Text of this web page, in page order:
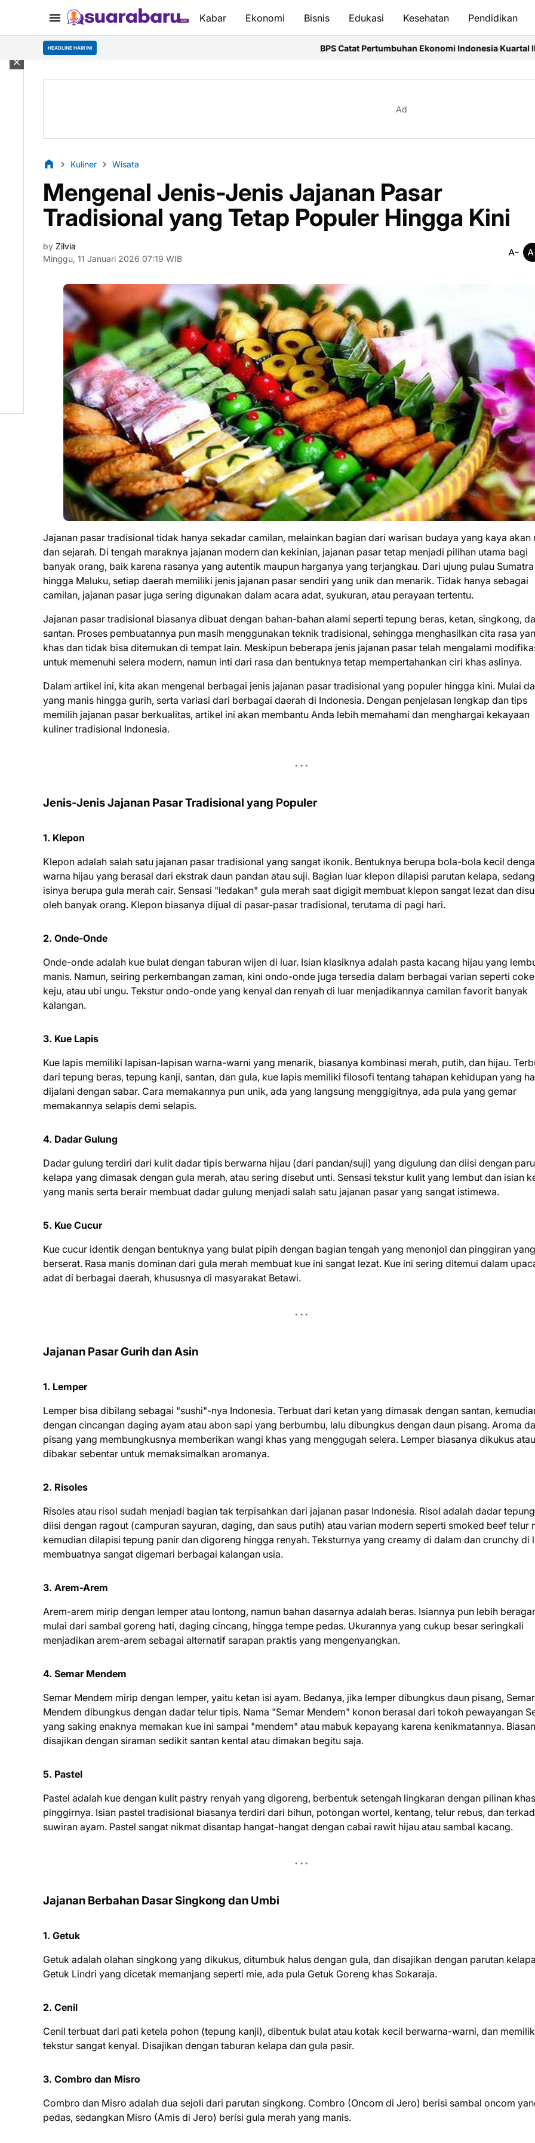
Kabar Ekonomi Bisnis Edukasi Kesehatan Pendidikan
HEADLINE HARI INI BPS Catat Pertumbuhan Ekonomi Indonesia Kuartal II-2026 Tembus
Ad
Kuliner Wisata
Mengenal Jenis-Jenis Jajanan Pasar
Tradisional yang Tetap Populer Hingga Kini
by Zilvia
Minggu, 11 Januari 2026 07:19 WIB
Jajanan pasar tradisional tidak hanya sekadar camilan, melainkan bagian dari warisan budaya yang kaya akan
dan sejarah. Di tengah maraknya jajanan modern dan kekinian, jajanan pasar tetap menjadi pilihan utama bagi
banyak orang, baik karena rasanya yang autentik maupun harganya yang terjangkau. Dari ujung pulau Sumatra
hingga Maluku, setiap daerah memiliki jenis jajanan pasar sendiri yang unik dan menarik. Tidak hanya sebagai
camilan, jajanan pasar juga sering digunakan dalam acara adat, syukuran, atau perayaan tertentu.
Jajanan pasar tradisional biasanya dibuat dengan bahan-bahan alami seperti tepung beras, ketan, singkong,
santan. Proses pembuatannya pun masih menggunakan teknik tradisional, sehingga menghasilkan cita rasa
khas dan tidak bisa ditemukan di tempat lain. Meskipun beberapa jenis jajanan pasar telah mengalami
untuk memenuhi selera modern, namun inti dari rasa dan bentuknya tetap mempertahankan ciri khas aslinya.
Dalam artikel ini, kita akan mengenal berbagai jenis jajanan pasar tradisional yang populer hingga kini. Mulai
yang manis hingga gurih, serta variasi dari berbagai daerah di Indonesia. Dengan penjelasan lengkap dan tips
memilih jajanan pasar berkualitas, artikel ini akan membantu Anda lebih memahami dan menghargai kekayaan
kuliner tradisional Indonesia.
Jenis-Jenis Jajanan Pasar Tradisional yang Populer
1. Klepon
Klepon adalah salah satu jajanan pasar tradisional yang sangat ikonik. Bentuknya berupa bola-bola kecil
warna hijau yang berasal dari ekstrak daun pandan atau suji. Bagian luar klepon dilapisi parutan kelapa,
isinya berupa gula merah cair. Sensasi "ledakan" gula merah saat digigit membuat klepon sangat lezat dan
oleh banyak orang. Klepon biasanya dijual di pasar-pasar tradisional, terutama di pagi hari.
2. Onde-Onde
Onde-onde adalah kue bulat dengan taburan wijen di luar. Isian klasiknya adalah pasta kacang hijau yang
manis. Namun, seiring perkembangan zaman, kini ondo-onde juga tersedia dalam berbagai varian seperti
keju, atau ubi ungu. Tekstur ondo-onde yang kenyal dan renyah di luar menjadikannya camilan favorit banyak
kalangan.
3. Kue Lapis
Kue lapis memiliki lapisan-lapisan warna-warni yang menarik, biasanya kombinasi merah, putih, dan hijau.
dari tepung beras, tepung kanji, santan, dan gula, kue lapis memiliki filosofi tentang tahapan kehidupan yang
dijalani dengan sabar. Cara memakannya pun unik, ada yang langsung menggigitnya, ada pula yang gemar
memakannya selapis demi selapis.
4. Dadar Gulung
Dadar gulung terdiri dari kulit dadar tipis berwarna hijau (dari pandan/suji) yang digulung dan diisi dengan
kelapa yang dimasak dengan gula merah, atau sering disebut unti. Sensasi tekstur kulit yang lembut dan isian
yang manis serta berair membuat dadar gulung menjadi salah satu jajanan pasar yang sangat istimewa.
5. Kue Cucur
Kue cucur identik dengan bentuknya yang bulat pipih dengan bagian tengah yang menonjol dan pinggiran yang
berserat. Rasa manis dominan dari gula merah membuat kue ini sangat lezat. Kue ini sering ditemui dalam
adat di berbagai daerah, khususnya di masyarakat Betawi.
Jajanan Pasar Gurih dan Asin
1. Lemper
Lemper bisa dibilang sebagai "sushi"-nya Indonesia. Terbuat dari ketan yang dimasak dengan santan,
dengan cincangan daging ayam atau abon sapi yang berbumbu, lalu dibungkus dengan daun pisang. Aroma
pisang yang membungkusnya memberikan wangi khas yang menggugah selera. Lemper biasanya dikukus atau
dibakar sebentar untuk memaksimalkan aromanya.
2. Risoles
Risoles atau risol sudah menjadi bagian tak terpisahkan dari jajanan pasar Indonesia. Risol adalah dadar
diisi dengan ragout (campuran sayuran, daging, dan saus putih) atau varian modern seperti smoked beef telur
kemudian dilapisi tepung panir dan digoreng hingga renyah. Teksturnya yang creamy di dalam dan crunchy di
membuatnya sangat digemari berbagai kalangan usia.
3. Arem-Arem
Arem-arem mirip dengan lemper atau lontong, namun bahan dasarnya adalah beras. Isiannya pun lebih
mulai dari sambal goreng hati, daging cincang, hingga tempe pedas. Ukurannya yang cukup besar seringkali
menjadikan arem-arem sebagai alternatif sarapan praktis yang mengenyangkan.
4. Semar Mendem
Semar Mendem mirip dengan lemper, yaitu ketan isi ayam. Bedanya, jika lemper dibungkus daun pisang, Semar
Mendem dibungkus dengan dadar telur tipis. Nama "Semar Mendem" konon berasal dari tokoh pewayangan
yang saking enaknya memakan kue ini sampai "mendem" atau mabuk kepayang karena kenikmatannya.
disajikan dengan siraman sedikit santan kental atau dimakan begitu saja.
5. Pastel
Pastel adalah kue dengan kulit pastry renyah yang digoreng, berbentuk setengah lingkaran dengan pilinan
pinggirnya. Isian pastel tradisional biasanya terdiri dari bihun, potongan wortel, kentang, telur rebus, dan
suwiran ayam. Pastel sangat nikmat disantap hangat-hangat dengan cabai rawit hijau atau sambal kacang.
Jajanan Berbahan Dasar Singkong dan Umbi
1. Getuk
Getuk adalah olahan singkong yang dikukus, ditumbuk halus dengan gula, dan disajikan dengan parutan
Getuk Lindri yang dicetak memanjang seperti mie, ada pula Getuk Goreng khas Sokaraja.
2. Cenil
Cenil terbuat dari pati ketela pohon (tepung kanji), dibentuk bulat atau kotak kecil berwarna-warni, dan
tekstur sangat kenyal. Disajikan dengan taburan kelapa dan gula pasir.
3. Combro dan Misro
Combro dan Misro adalah dua sejoli dari parutan singkong. Combro (Oncom di Jero) berisi sambal oncom
pedas, sedangkan Misro (Amis di Jero) berisi gula merah yang manis.